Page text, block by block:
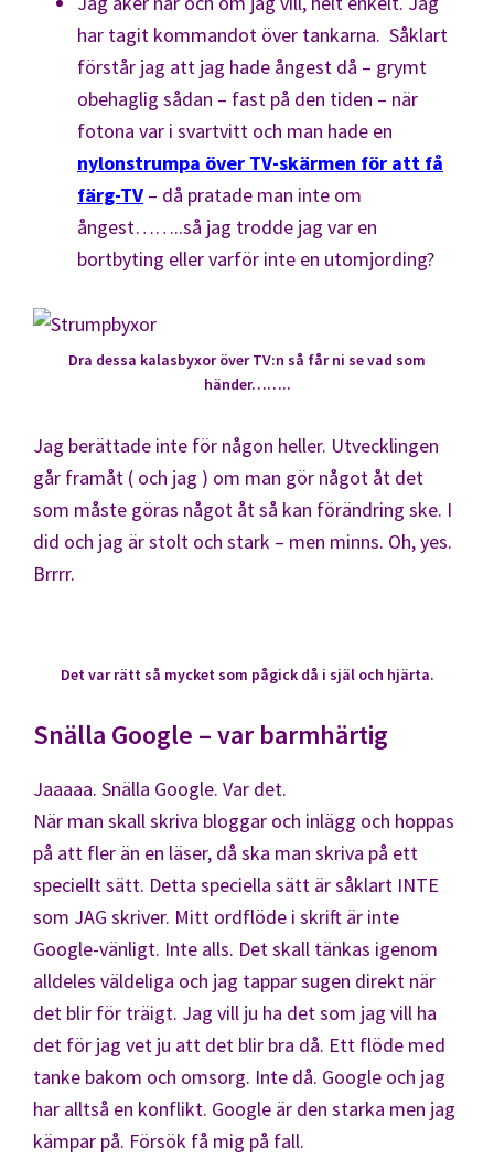
har tagit kommandot över tankarna. Såklart
förstår jag att jag hade ångest då – grymt
obehaglig sådan – fast på den tiden – när
fotona var i svartvitt och man hade en
nylonstrumpa över TV-skärmen för att få
färg-TV – då pratade man inte om
ångest……..så jag trodde jag var en
bortbyting eller varför inte en utomjording?
Dra dessa kalasbyxor över TV:n så får ni se vad som
händer……..
Jag berättade inte för någon heller. Utvecklingen
går framåt ( och jag ) om man gör något åt det
som måste göras något åt så kan förändring ske. I
did och jag är stolt och stark – men minns. Oh, yes.
Brrrr.
Det var rätt så mycket som pågick då i själ och hjärta.
Snälla Google – var barmhärtig
Jaaaaa. Snälla Google. Var det.
När man skall skriva bloggar och inlägg och hoppas
på att fler än en läser, då ska man skriva på ett
speciellt sätt. Detta speciella sätt är såklart INTE
som JAG skriver. Mitt ordflöde i skrift är inte
Google-vänligt. Inte alls. Det skall tänkas igenom
alldeles väldeliga och jag tappar sugen direkt när
det blir för träigt. Jag vill ju ha det som jag vill ha
det för jag vet ju att det blir bra då. Ett flöde med
tanke bakom och omsorg. Inte då. Google och jag
har alltså en konflikt. Google är den starka men jag
kämpar på. Försök få mig på fall.